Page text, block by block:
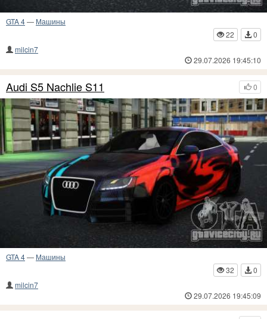
GTA 4— Машины
22
0
milcin7
29.07.2026 19:45:10
0
Audi S5 Nachlie S11
GTA 4— Машины
32
0
milcin7
29.07.2026 19:45:09